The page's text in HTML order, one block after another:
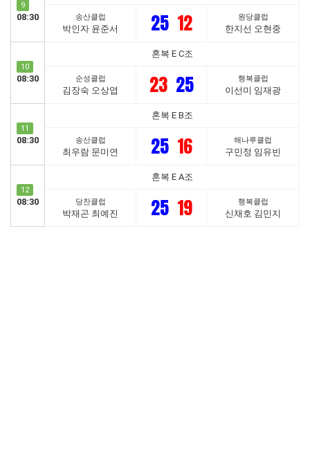
9
08:30 송산클럽
박인자 윤준서 25 12 원당클럽
한지선 오현중
10
08:30
혼복 E C조
순성클럽
김장숙 오상엽 23 25 행복클럽
이선미 임재광
11
08:30
혼복 E B조
송산클럽
최우람 문미연 25 16 해나루클럽
구민정 임유빈
12
08:30
혼복 E A조
당찬클럽
박재곤 최예진 25 19 행복클럽
신채호 김민지